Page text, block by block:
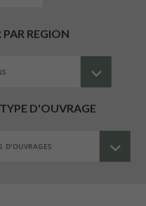
PAR REGION
D'OUVRAGE